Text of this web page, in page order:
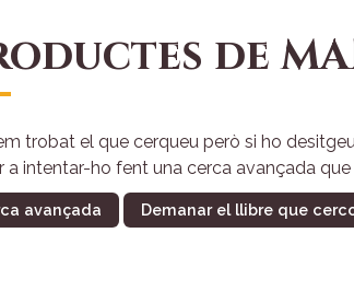
de
trobat el que cerqueu però si ho
a intentar-ho fent una cerca avançada
avançada Demanar el llibre que